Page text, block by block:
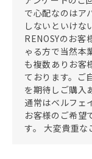
で心配なのはア
しないといけな
RENOSYのお客
ゃる方で当然本
も複数ありお客
ております。ご
を期待しご購入
通常はベルフェ
お客様のご希望
す。 大変貴重な